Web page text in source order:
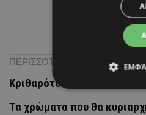
ΠΕΡΙΣΣΟΤΕΡΑ ΝΕΑ
Κριθαρότο cacio e pepe
Τα χρώματα που θα